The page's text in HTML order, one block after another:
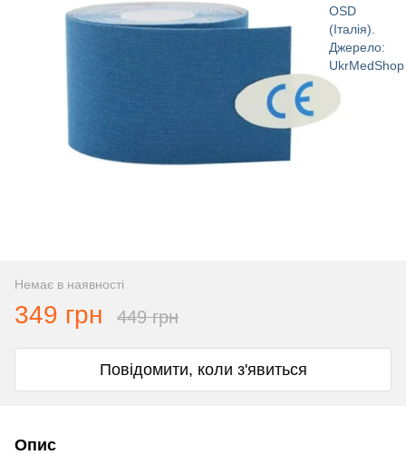
Немає в наявності
349 грн 449 грн
Повідомити, коли з'явиться
Опис